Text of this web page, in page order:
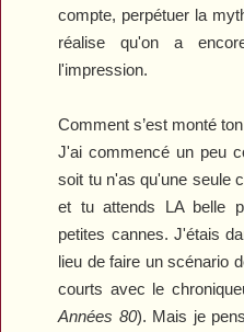
compte, perpétuer la
réalise qu'on a
l'impression.
Comment s’est monté
J'ai commencé un peu
soit tu n'as qu'une seule
et tu attends LA belle
petites cannes. J'étais
lieu de faire un scénario
courts avec le
Années 80). Mais je